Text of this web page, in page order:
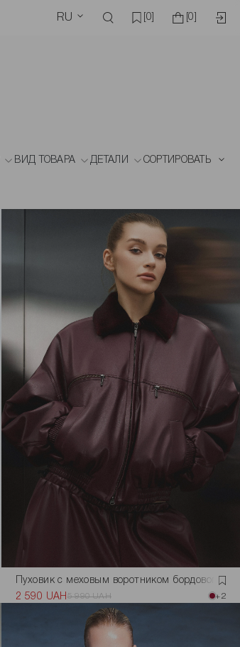
RU [0] [0]
ВИД ТОВАРА ДЕТАЛИ СОРТИРОВАТЬ
Пуховик с меховым воротником бордового
2 590 UAH 5 990 UAH +2